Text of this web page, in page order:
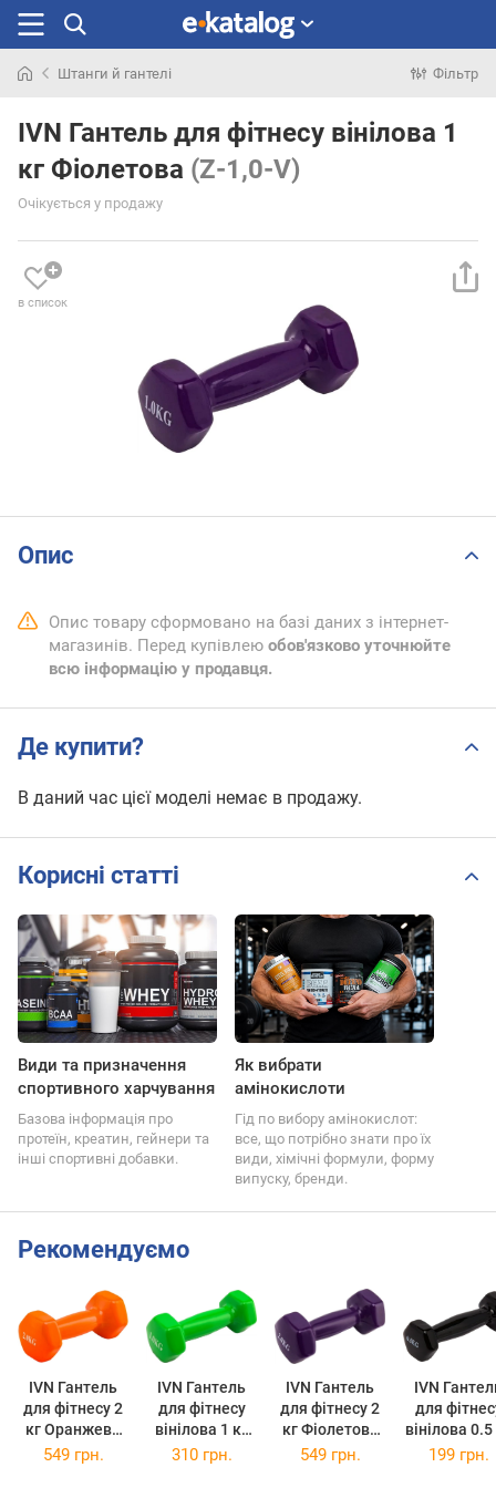
раніше
Штанги й гантелі Фільтр
IVN Гантель для фітнесу вінілова 1
кг Фіолетова (Z-1,0-V)
Очікується у продажу
в список
Опис
Опис товару сформовано на базі даних з інтернет-
магазинів. Перед купівлею обов'язково уточнюйте
всю інформацію у продавця.
Де купити?
В даний час цієї моделі немає в продажу.
Корисні статті
Види та призначення
спортивного харчування
Базова інформація про
протеїн, креатин, гейнери та
інші спортивні добавки.
Як вибрати
амінокислоти
Гід по вибору амінокислот:
все, що потрібно знати про їх
види, хімічні формули, форму
випуску, бренди.
Рекомендуємо
IVN Гантель
для фітнесу 2
кг Оранжева
(Z-2,0-OR)
IVN Гантель
для фітнесу
вінілова 1 кг
Зелена
IVN Гантель
для фітнесу 2
кг Фіолетова
(Z-2,0-V)
IVN
для
вінілова 0.5 кг
Чорна
549 грн. 310 грн. 549 грн. 199 грн.